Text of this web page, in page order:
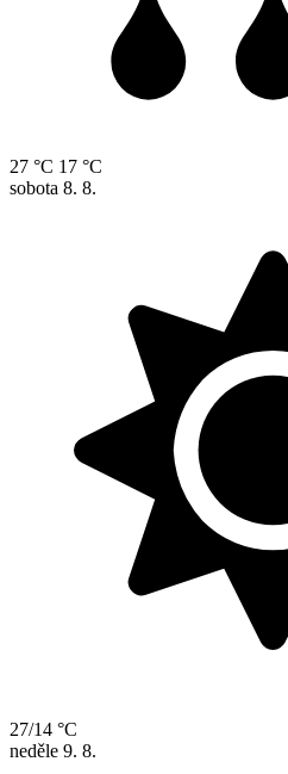
27 °C 17 °C
sobota 8. 8.
27/14 °C
neděle 9. 8.